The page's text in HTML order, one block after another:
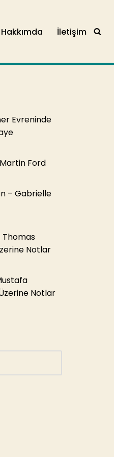
Hakkımda İletişim
Evreninde
Ford
– Gabrielle
Thomas
Notlar
Notlar